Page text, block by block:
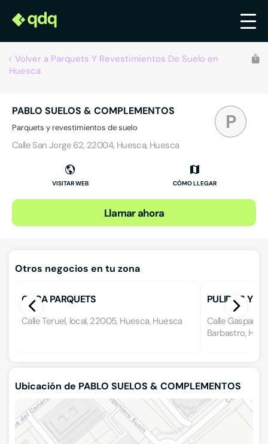
Volver a Parquets Y Revestimientos De Suelo en
Huesca
P
PABLO SUELOS & COMPLEMENTOS
Parquets y revestimientos de suelo
Calle San Jorge 62, 22004, Huesca, Huesca
VISITAR WEB CÓMO LLEGAR
Llamar ahora
Otros negocios en tu zona
OSCA PARQUETS
Calle Teruel, local, 22005, Huesca, Huesca
PULIDOS Y
Calle Gaspar
Barbastro,
Ubicación de PABLO SUELOS & COMPLEMENTOS